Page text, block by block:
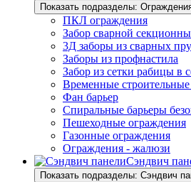
Показать подразделы:
ПКЛ ограждения
Забор сварной
3Д заборы из сварных
Заборы из профнастила
Забор из сетки рабицы в
Временные
Фан барьер
Спиральные барьеры
Пешеходные ограждения
Газонные ограждения
Ограждения - жалюзи
Сэндвич
Показать подразделы: Сэндвич